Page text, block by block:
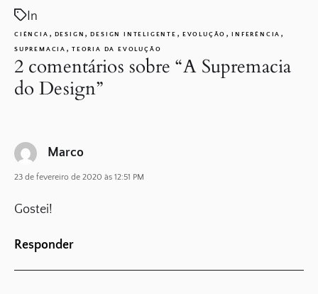
In
CIÊNCIA , DESIGN ,DESIGN INTELIGENTE , EVOLUÇÃO ,INFERÊNCIA ,
SUPREMACIA , TEORIA DA EVOLUÇÃO
2 comentários sobre “A Supremacia
do Design”
Marco
23 de fevereiro de 2020 às 12:51 PM
Gostei!
Responder